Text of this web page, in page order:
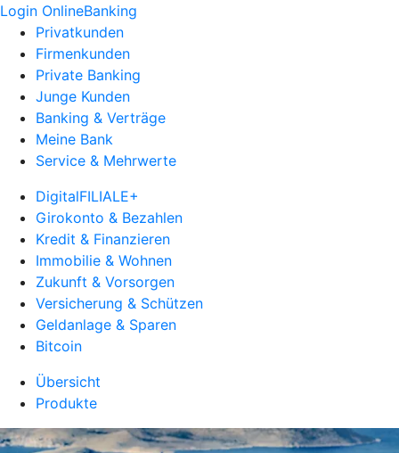
Login OnlineBanking
Privatkunden
Firmenkunden
Private Banking
Junge Kunden
Banking & Verträge
Meine Bank
Service & Mehrwerte
DigitalFILIALE+
Girokonto & Bezahlen
Kredit & Finanzieren
Immobilie & Wohnen
Zukunft & Vorsorgen
Versicherung & Schützen
Geldanlage & Sparen
Bitcoin
Übersicht
Produkte